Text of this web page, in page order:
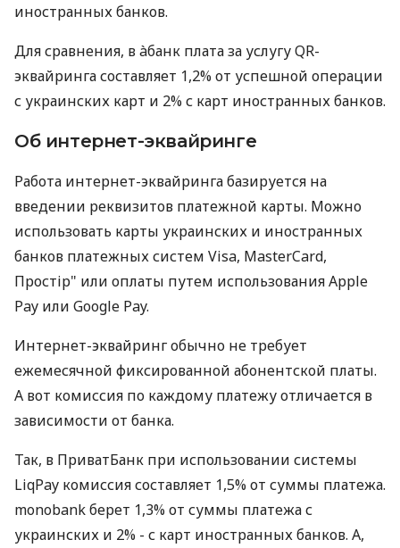
иностранных банков.
Для сравнения, в àбанк плата за услугу QR-
эквайринга составляет 1,2% от успешной операции
с украинских карт и 2% с карт иностранных банков.
Об интернет-эквайринге
Работа интернет-эквайринга базируется на
введении реквизитов платежной карты. Можно
использовать карты украинских и иностранных
банков платежных систем Visa, MasterCard,
Простір" или оплаты путем использования Apple
Pay или Google Pay.
Интернет-эквайринг обычно не требует
ежемесячной фиксированной абонентской платы.
А вот комиссия по каждому платежу отличается в
зависимости от банка.
Так, в ПриватБанк при использовании системы
LiqPay комиссия составляет 1,5% от суммы платежа.
monobank берет 1,3% от суммы платежа с
украинских и 2% - с карт иностранных банков. А,